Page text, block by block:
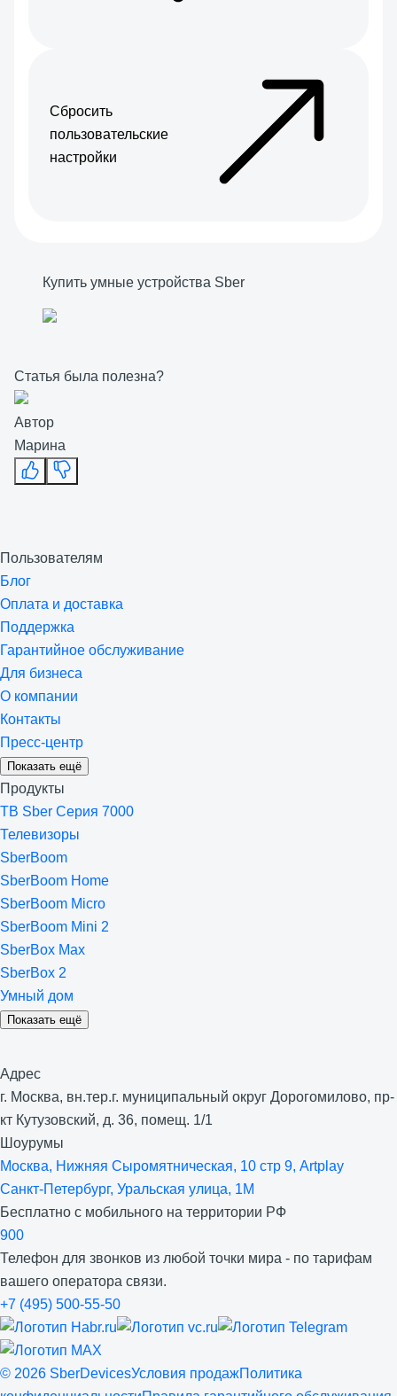
Сбросить
пользовательские
настройки
Купить умные устройства Sber
Статья была полезна?
Автор
Марина
Пользователям
Блог
Оплата и доставка
Поддержка
Гарантийное обслуживание
Для бизнеса
О компании
Контакты
Пресс-центр
Показать ещё
Продукты
ТВ Sber Серия 7000
Телевизоры
SberBoom
SberBoom Home
SberBoom Micro
SberBoom Mini 2
SberBox Max
SberBox 2
Умный дом
Показать ещё
Адрес
г. Москва, вн.тер.г. муниципальный округ Дорогомилово, пр-
кт Кутузовский, д. 36, помещ. 1/1
Шоурумы
Москва, Нижняя Сыро­мятническая, 10 стр 9, Artplay
Санкт-Петербург, Уральская улица, 1М
Бесплатно с мобильного на территории РФ
900
Телефон для звонков из любой точки мира - по тарифам
вашего оператора связи.
+7 (495) 500-55-50
© 2026 SberDevicesУсловия продажПолитика